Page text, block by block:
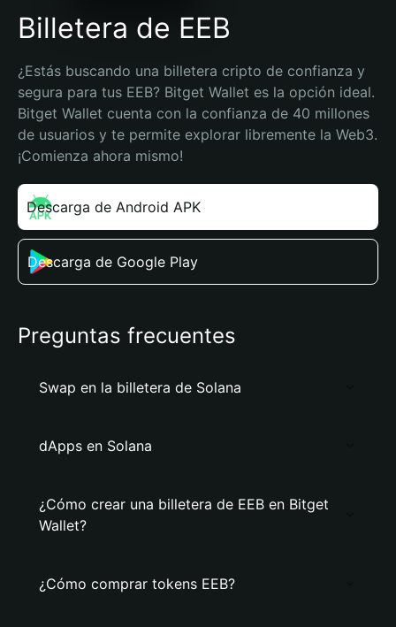
Billetera de EEB
¿Estás buscando una billetera cripto de confianza y
segura para tus EEB? Bitget Wallet es la opción ideal.
Bitget Wallet cuenta con la confianza de 40 millones
de usuarios y te permite explorar libremente la Web3.
¡Comienza ahora mismo!
Descarga de Android APK
Descarga de Google Play
Preguntas frecuentes
Swap en la billetera de Solana
dApps en Solana
¿Cómo crear una billetera de EEB en Bitget
Wallet?
¿Cómo comprar tokens EEB?